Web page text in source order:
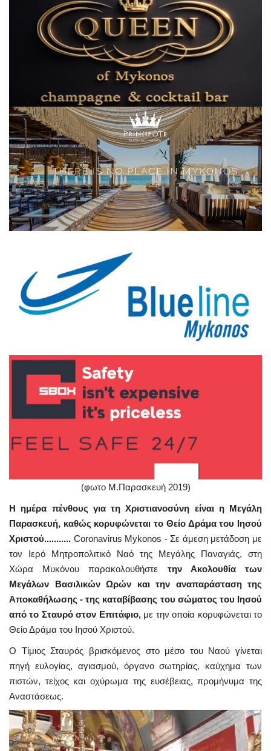
All News
Local Elections 2023
Elections 2023
Γλώσσα
Ελληνικά English
(φωτο Μ.Παρασκευή 2019)
Η ημέρα πένθους για τη Χριστιανοσύνη είναι η Μεγάλη
Παρασκευή, καθώς κορυφώνεται το Θείο Δράμα του Ιησού
Χριστού........... Coronavirus Mykonos - Σε άμεση μετάδοση με
τον Ιερό Μητροπολιτικό Ναό της Μεγάλης Παναγιάς, στη
Χώρα Μυκόνου παρακολουθήστε την Ακολουθία των
Μεγάλων Βασιλικών Ωρών και την αναπαράσταση της
Αποκαθήλωσης - της καταβίβασης του σώματος του Ιησού
από το Σταυρό στον Επιτάφιο,με την οποία κορυφώνεται το
Θείο Δράμα του Ιησού Χριστού.
Ο Τίμιος Σταυρός βρισκόμενος στο μέσο του Ναού γίνεται
πηγή ευλογίας, αγιασμού, όργανο σωτηρίας, καύχημα των
πιστών, τείχος και οχύρωμα της ευσέβειας, προμήνυμα της
Αναστάσεως.